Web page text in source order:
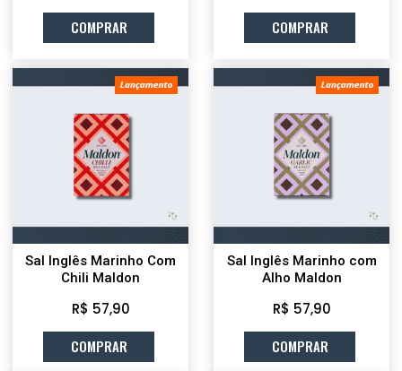
COMPRAR COMPRAR
Sal Inglês Marinho Com
Chili Maldon
R$ 57,90
COMPRAR
Sal Inglês Marinho com
Alho Maldon
R$ 57,90
COMPRAR